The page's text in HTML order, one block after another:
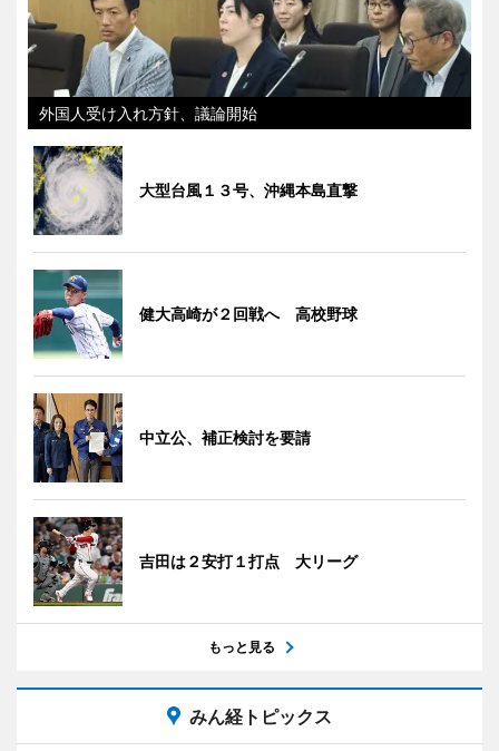
外国人受け入れ方針、議論開始
大型台風１３号、沖縄本島直撃
健大高崎が２回戦へ 高校野球
中立公、補正検討を要請
吉田は２安打１打点 大リーグ
もっと見る
みん経トピックス